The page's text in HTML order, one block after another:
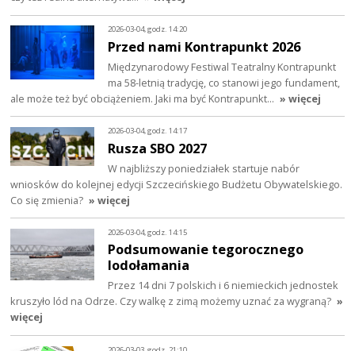
2026-03-04, godz. 14:20
Przed nami Kontrapunkt 2026
Międzynarodowy Festiwal Teatralny Kontrapunkt
ma 58-letnią tradycję, co stanowi jego fundament,
ale może też być obciążeniem. Jaki ma być Kontrapunkt… » więcej
2026-03-04, godz. 14:17
Rusza SBO 2027
W najbliższy poniedziałek startuje nabór
wniosków do kolejnej edycji Szczecińskiego Budżetu Obywatelskiego.
Co się zmienia? » więcej
2026-03-04, godz. 14:15
Podsumowanie tegorocznego
lodołamania
Przez 14 dni 7 polskich i 6 niemieckich jednostek
kruszyło lód na Odrze. Czy walkę z zimą możemy uznać za wygraną? »
więcej